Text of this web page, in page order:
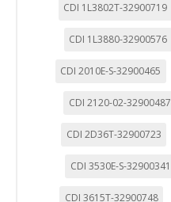
CDI 1L3802T-32900719
CDI 1L3880-32900576
CDI 2010E-S-32900465
CDI 2120-02-32900487
CDI 2D36T-32900723
CDI 3530E-S-32900341
CDI 3615T-32900748